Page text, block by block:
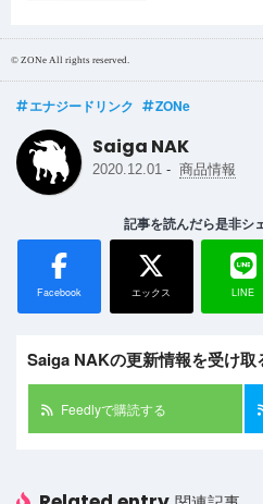
© ZONe All rights reserved.
エナジードリンク ZONe
Saiga NAK
2020.12.01 - 商品情報
記事を読んだら是非シ
Facebook エックス LINE
Saiga NAKの更新情報を受け取
Feedlyで購読する